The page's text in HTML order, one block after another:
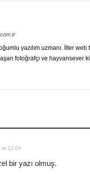
yazılım uzmanı. İlter web
fotoğrafçı ve hayvansever
at 12:04
bir yazı olmuş.